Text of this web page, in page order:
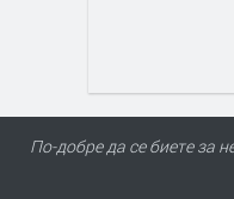
По-добре да се биете за